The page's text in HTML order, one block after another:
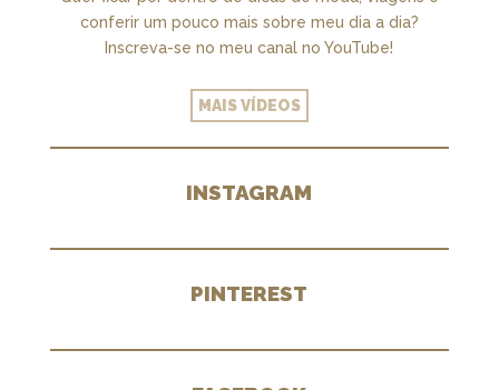
conferir um pouco mais sobre meu dia a dia?
Inscreva-se no meu canal no YouTube!
MAIS VÍDEOS
INSTAGRAM
PINTEREST